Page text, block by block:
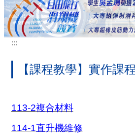
區
:::
【課程教學】實作課
113-2複合材料
114-1直升機維修